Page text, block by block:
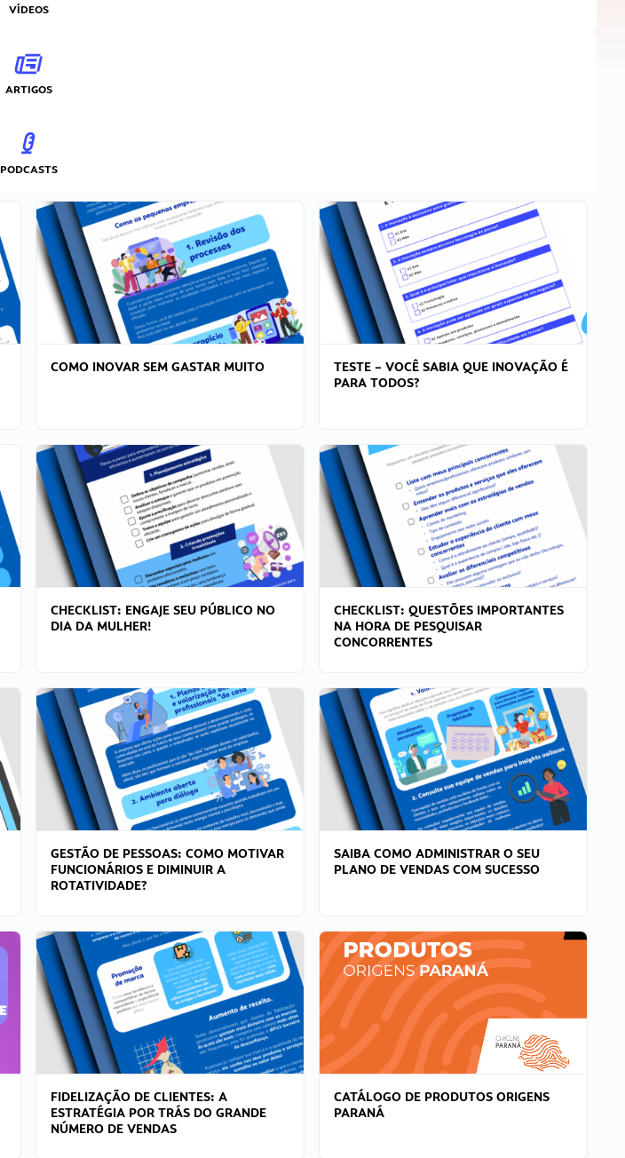
VÍDEOS
ARTIGOS
PODCASTS
COMO INOVAR SEM GASTAR MUITO
TESTE – VOCÊ SABIA QUE INOVAÇÃO É
PARA TODOS?
CHECKLIST: ENGAJE SEU PÚBLICO NO
DIA DA MULHER!
CHECKLIST: QUESTÕES IMPORTANTES
NA HORA DE PESQUISAR
CONCORRENTES
GESTÃO DE PESSOAS: COMO MOTIVAR
FUNCIONÁRIOS E DIMINUIR A
ROTATIVIDADE?
SAIBA COMO ADMINISTRAR O SEU
PLANO DE VENDAS COM SUCESSO
FIDELIZAÇÃO DE CLIENTES: A
ESTRATÉGIA POR TRÁS DO GRANDE
NÚMERO DE VENDAS
CATÁLOGO DE PRODUTOS ORIGENS
PARANÁ